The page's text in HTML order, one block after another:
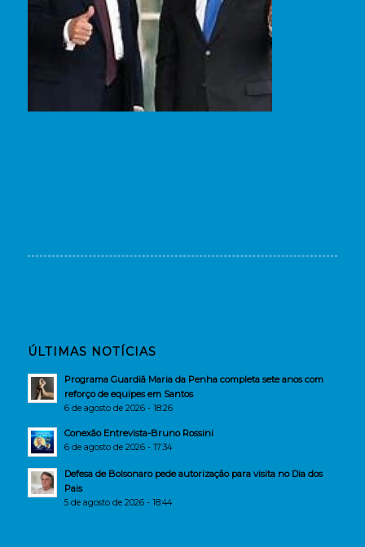
ÚLTIMAS NOTÍCIAS
Programa Guardiã Maria da Penha completa sete anos com
reforço de equipes em Santos
6 de agosto de 2026 - 18:26
Conexão Entrevista-Bruno Rossini
6 de agosto de 2026 - 17:34
Defesa de Bolsonaro pede autorização para visita no Dia dos
Pais
5 de agosto de 2026 - 18:44